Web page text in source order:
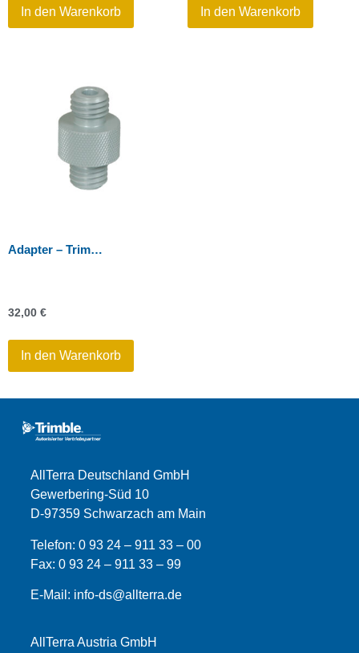
In den Warenkorb In den Warenkorb
Adapter – Trimble RMT
32,00 €
In den Warenkorb
AllTerra Deutschland GmbH
Gewerbering-Süd 10
D-97359 Schwarzach am Main
Telefon:0 93 24 – 911 33 – 00
Fax:0 93 24 – 911 33 –99
E-Mail: info-ds@allterra.de
AllTerra Austria GmbH